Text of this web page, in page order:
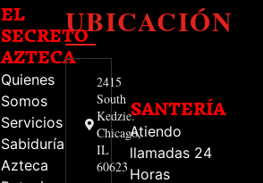
EL
SECRETO
AZTECA
Quienes
Somos
Servicios
Sabiduría
Azteca
UBICACIÓN
2415
South
Kedzie.
Chicago,
IL
60623
SANTERÍA
Atiendo
llamadas 24
Horas